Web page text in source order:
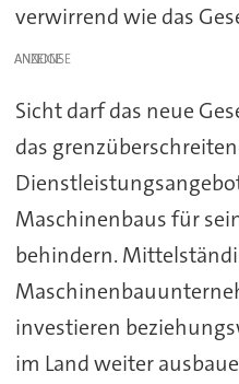
verwirrend wie das
ANZEIGE
Sicht darf das neue
das
Maschinenbaus für
behindern.
investieren
im Land weiter